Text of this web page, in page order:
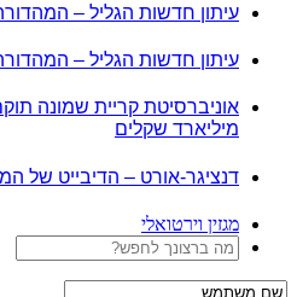
עיתון חדשות הגליל – המהדורה
עיתון חדשות הגליל – המהדורה
אוניברסיטת קריית שמונה
מיליארד שקלים
דנציגר-אורט – הדיבייט של
מגזין וירטואלי